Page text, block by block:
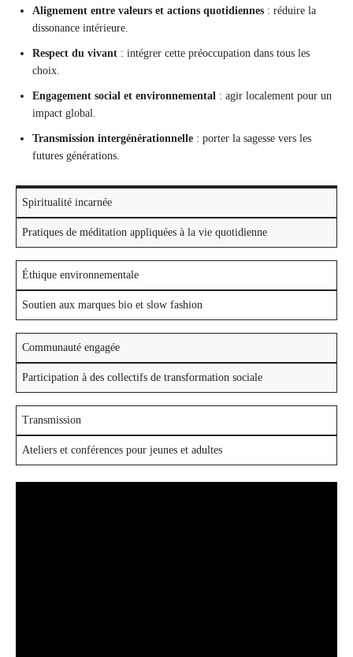
Alignement entre valeurs et actions quotidiennes : réduire la
dissonance intérieure.
Respect du vivant : intégrer cette préoccupation dans tous les
choix.
Engagement social et environnemental : agir localement pour un
impact global.
Transmission intergénérationnelle : porter la sagesse vers les
futures générations.
Spiritualité incarnée
Pratiques de méditation appliquées à la vie quotidienne
Éthique environnementale
Soutien aux marques bio et slow fashion
Communauté engagée
Participation à des collectifs de transformation sociale
Transmission
Ateliers et conférences pour jeunes et adultes